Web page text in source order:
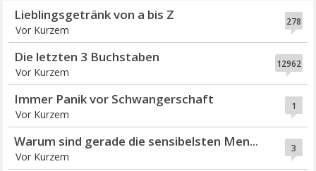
278
Lieblingsgetränk von a bis Z
Vor Kurzem
12962
Die letzten 3 Buchstaben
Vor Kurzem
1
Immer Panik vor Schwangerschaft
Vor Kurzem
3
Warum sind gerade die sensibelsten Men...
Vor Kurzem